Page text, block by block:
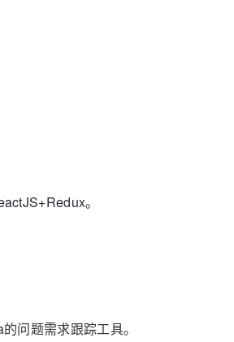
。
问题需求跟踪工具。